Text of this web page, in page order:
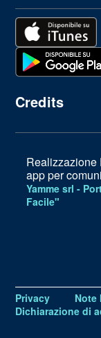
Credits
Realizzazione
app per
Yamme srl -
Facile"
Privacy Note
Dichiarazione di